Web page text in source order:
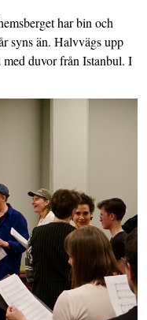
har bin och
syns än. Halvvägs upp
duvor från Istanbul. I